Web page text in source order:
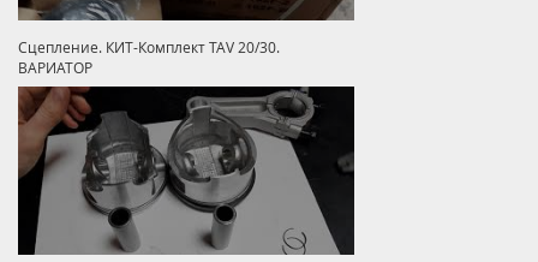
Сцепление. КИТ-Комплект TAV 20/30.
ВАРИАТОР